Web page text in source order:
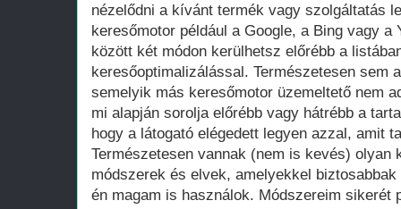
nézelődni a kívánt termék vagy szolgáltatás
keresőmotor például a Google, a Bing vagy a
között két módon kerülhetsz előrébb a
keresőoptimalizálással. Természetesen sem
semelyik más keresőmotor üzemeltető nem
mi alapján sorolja előrébb vagy hátrébb a
hogy a látogató elégedett legyen azzal, amit
Természetesen vannak (nem is kevés) olyan
módszerek és elvek, amelyekkel
én magam is használok. Módszereim sikerét